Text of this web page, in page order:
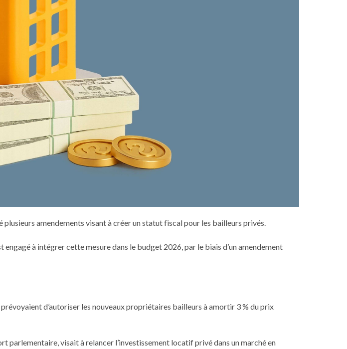
amendements visant à créer un statut fiscal pour les bailleurs privés.
engagé à intégrer cette mesure dans le budget 2026, par le biais d’un amendement
d’autoriser les nouveaux propriétaires bailleurs à amortir 3 % du prix
parlementaire, visait à relancer l’investissement locatif privé dans un marché en